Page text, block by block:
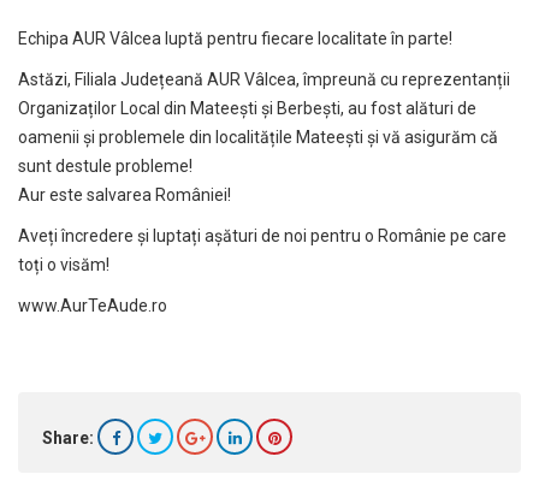
Echipa AUR Vâlcea luptă pentru fiecare localitate în parte!
Astăzi, Filiala Județeană AUR Vâlcea, împreună cu reprezentanții
Organizaților Local din Mateești și Berbești, au fost alături de
oamenii și problemele din localitățile Mateești și vă asigurăm că
sunt destule probleme!
Aur este salvarea României!
Aveți încredere și luptați așături de noi pentru o Românie pe care
toți o visăm!
www.AurTeAude.ro
Share: